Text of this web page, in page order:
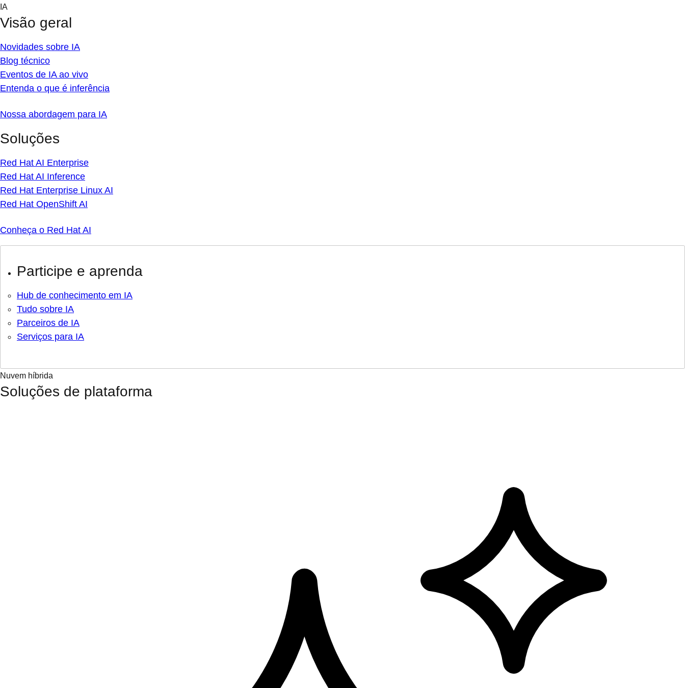
Skip
content
IA
Visão geral
Novidades sobre IA
Blog técnico
Eventos de IA ao vivo
Entenda o que é inferência
Nossa abordagem para IA
Soluções
Red Hat AI Enterprise
Red Hat AI Inference
Red Hat Enterprise Linux AI
Red Hat OpenShift AI
Conheça o Red Hat AI
Participe e aprenda
Hub de conhecimento em IA
Tudo sobre IA
Parceiros de IA
Serviços para IA
Nuvem híbrida
Soluções de plataforma